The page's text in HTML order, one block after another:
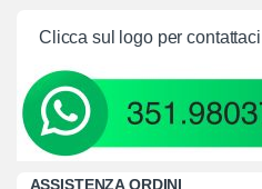
Clicca sul logo per
ASSISTENZA ORDINI